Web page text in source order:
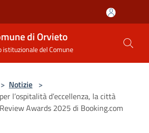
di Orvieto
istituzionale del Comune
> Notizie >
l’ospitalità d’eccellenza, la città
Awards 2025 di Booking.com